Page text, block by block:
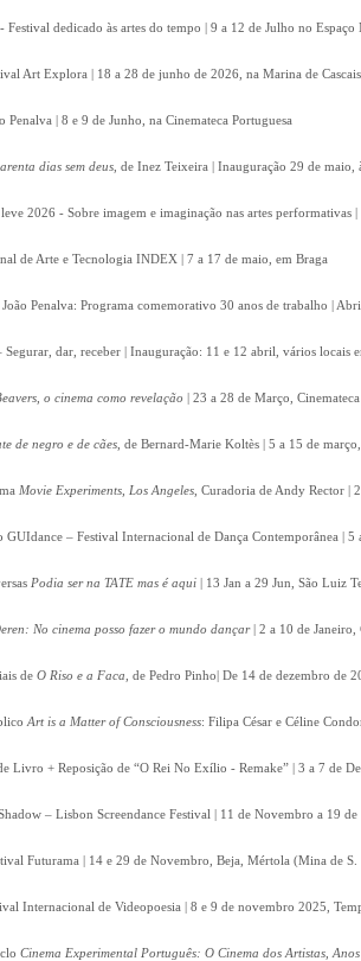
Festival dedicado às artes do tempo | 9 a 12 de Julho no
Art Explora | 18 a 28 de junho de 2026, na Marina de Cascais
Penalva | 8 e 9 de Junho, na Cinemateca Portuguesa
dias sem deus , de Inez Teixeira | Inauguração 29 de
2026 - Sobre imagem e imaginação nas artes
de Arte e Tecnologia INDEX | 7 a 17 de maio, em Braga
Penalva: Programa comemorativo 30 anos de trabalho |
Segurar, dar, receber | Inauguração: 11 e 12 abril, vários locais
o cinema como revelação | 23 a 28 de Março,
de negro e de cães , de Bernard-Marie Koltès | 5 a 15 de
Movie Experiments, Los Angeles , Curadoria de Andy Rector
GUIdance – Festival Internacional de Dança Contemporânea |
Podia ser na TATE mas é aqui | 13 Jan a 29 Jun, São Luiz
No cinema posso fazer o mundo dançar| 2 a 10 de Janeiro,
de O Riso e a Faca , de Pedro Pinho| De 14 de dezembro de
Art is a Matter of Consciousness: Filipa César e Céline
Livro + Reposição de “O Rei No Exílio - Remake” | 3 a 7 de
– Lisbon Screendance Festival | 11 de Novembro a 19
Futurama | 14 e 29 de Novembro, Beja, Mértola (Mina de
Internacional de Videopoesia | 8 e 9 de novembro 2025,
Cinema Experimental Português: O Cinema dos Artistas,